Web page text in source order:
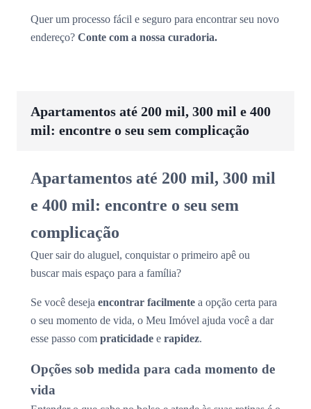
Quer um processo fácil e seguro para encontrar seu novo
endereço? Conte com a nossa curadoria.
Apartamentos até 200 mil, 300 mil e 400
mil: encontre o seu sem complicação
Apartamentos até 200 mil, 300 mil
e 400 mil: encontre o seu sem
complicação
Quer sair do aluguel, conquistar o primeiro apê ou
buscar mais espaço para a família?
Se você deseja encontrar facilmente a opção certa para
o seu momento de vida, o Meu Imóvel ajuda você a dar
esse passo com praticidade e rapidez.
Opções sob medida para cada momento de
vida